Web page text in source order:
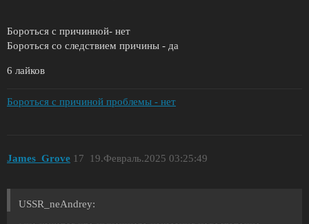
Бороться с причинной- нет
Бороться со следствием причины - да
6 лайков
Бороться с причиной проблемы - нет
James_Grove 19.Февраль.2025 03:25:49
17
USSR_neAndrey: